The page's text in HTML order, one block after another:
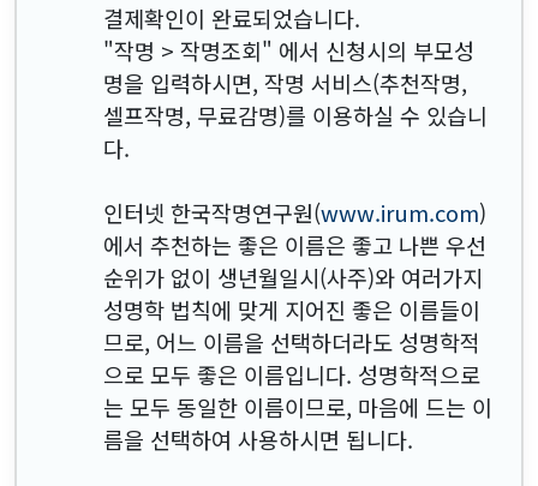
결제확인이 완료되었습니다.
"작명 > 작명조회" 에서 신청시의 부모성
명을 입력하시면, 작명 서비스(추천작명,
셀프작명, 무료감명)를 이용하실 수 있습니
다.
인터넷 한국작명연구원(www.irum.com)
에서 추천하는 좋은 이름은 좋고 나쁜 우선
순위가 없이 생년월일시(사주)와 여러가지
성명학 법칙에 맞게 지어진 좋은 이름들이
므로, 어느 이름을 선택하더라도 성명학적
으로 모두 좋은 이름입니다. 성명학적으로
는 모두 동일한 이름이므로, 마음에 드는 이
름을 선택하여 사용하시면 됩니다.